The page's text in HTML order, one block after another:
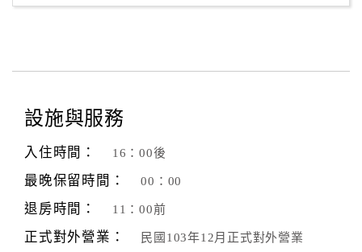
設施與服務
入住時間： 16：00後
最晚保留時間： 00：00
退房時間： 11：00前
正式對外營業： 民國103年12月正式對外營業